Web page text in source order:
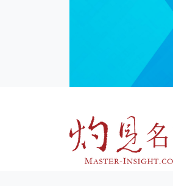
文化